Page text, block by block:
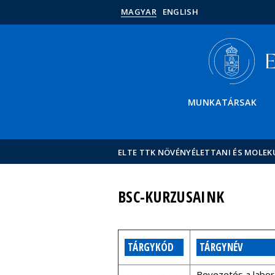
MAGYAR ENGLISH
MUNKATÁRSAK
ELTE TTK NÖVÉNYÉLETTANI ÉS
BSC-KURZUSAINK
TÁRGYKÓD TÁRGYNÉV